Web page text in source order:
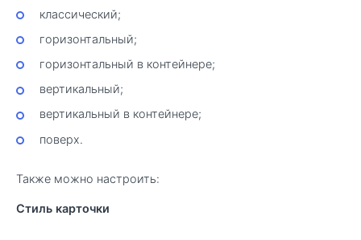
классический;
горизонтальный;
горизонтальный в контейнере;
вертикальный;
вертикальный в контейнере;
поверх.
Также можно настроить:
Стиль карточки